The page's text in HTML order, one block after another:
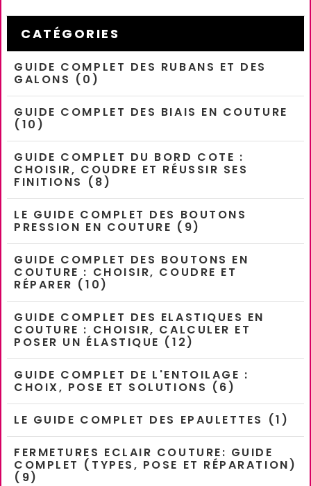
CATÉGORIES
GUIDE COMPLET DES RUBANS ET DES
GALONS (0)
GUIDE COMPLET DES BIAIS EN COUTURE
(10)
GUIDE COMPLET DU BORD COTE :
CHOISIR, COUDRE ET RÉUSSIR SES
FINITIONS (8)
LE GUIDE COMPLET DES BOUTONS
PRESSION EN COUTURE (9)
GUIDE COMPLET DES BOUTONS EN
COUTURE : CHOISIR, COUDRE ET
RÉPARER (10)
GUIDE COMPLET DES ELASTIQUES EN
COUTURE : CHOISIR, CALCULER ET
POSER UN ÉLASTIQUE (12)
GUIDE COMPLET DE L'ENTOILAGE :
CHOIX, POSE ET SOLUTIONS (6)
LE GUIDE COMPLET DES EPAULETTES (1)
FERMETURES ECLAIR COUTURE: GUIDE
COMPLET (TYPES, POSE ET RÉPARATION)
(9)